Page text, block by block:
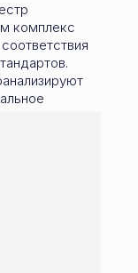
комплекс